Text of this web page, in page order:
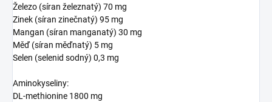
Železo (síran železnatý) 70 mg
Zinek (síran zinečnatý) 95 mg
Mangan (síran manganatý) 30 mg
Měď (síran měďnatý) 5 mg
Selen (selenid sodný) 0,3 mg
Aminokyseliny:
DL-methionine 1800 mg